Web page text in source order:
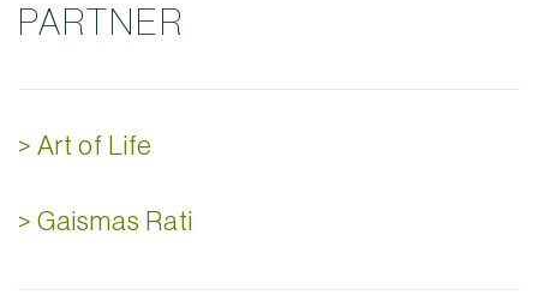
PARTNER
> Art of Life
> Gaismas Rati